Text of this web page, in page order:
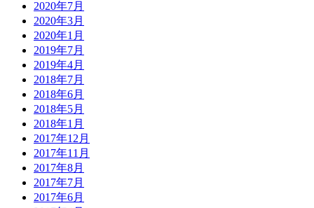
2020年7月
2020年3月
2020年1月
2019年7月
2019年4月
2018年7月
2018年6月
2018年5月
2018年1月
2017年12月
2017年11月
2017年8月
2017年7月
2017年6月